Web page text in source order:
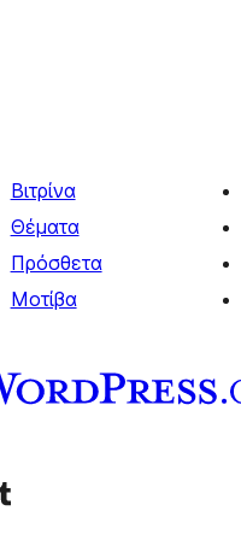
Βιτρίνα
Θέματα
Πρόσθετα
Μοτίβα
channel
our Tumblr account